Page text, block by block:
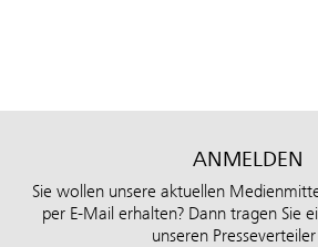
ANMELDEN
Sie wollen unsere aktuellen
per E-Mail erhalten? Dann tragen Sie
unseren